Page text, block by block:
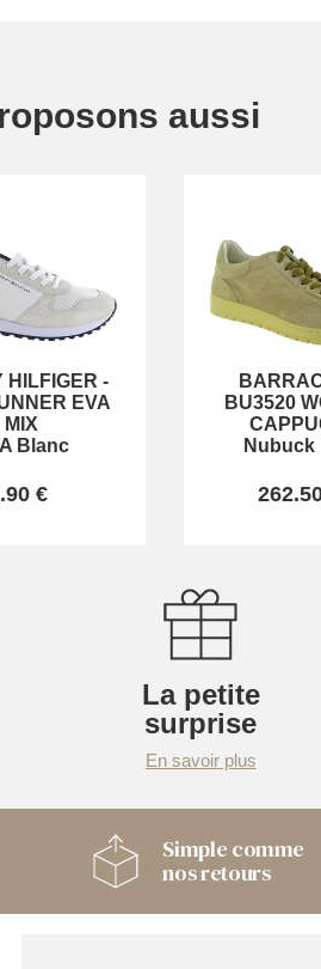
aussi
HILFIGER -
EVA
MIX
Blanc
€
BU3520
Nubuck
La petite
surprise
En savoir plus
Simple comme
nos retours